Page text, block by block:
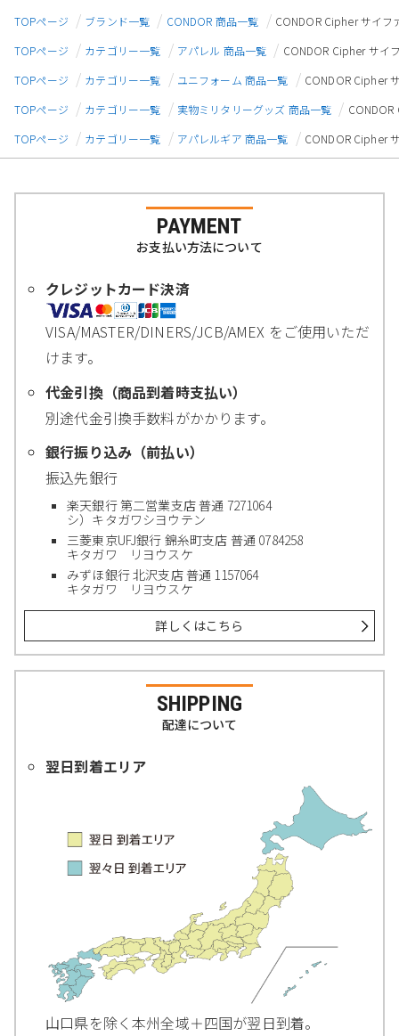
TOPページ
ブランド一覧 CONDOR 商品一覧
CONDOR Cipher サイフ
TOPページ
カテゴリー一覧 アパレル 商品一覧
CONDOR Cipher サイ
TOPページ
カテゴリー一覧 ユニフォーム 商品一覧
CONDOR Cipher
TOPページ
カテゴリー一覧 実物ミリタリーグッズ 商品一覧
TOPページ
カテゴリー一覧 アパレルギア 商品一覧 CONDOR Cipher
PAYMENT
お支払い方法について
クレジットカード決済
VISA/MASTER/DINERS/JCB/AMEX をご使用いただ
けます。
代金引換（商品到着時支払い）
別途代金引換手数料がかかります。
銀行振り込み（前払い）
振込先銀行
楽天銀行 第二営業支店 普通 7271064
シ）キタガワシヨウテン
三菱東京UFJ銀行 錦糸町支店 普通 0784258
キタガワ リヨウスケ
みずほ銀行 北沢支店 普通 1157064
キタガワ リヨウスケ
詳しくはこちら
SHIPPING
配達について
翌日到着エリア
山口県を除く本州全域＋四国が翌日到着。